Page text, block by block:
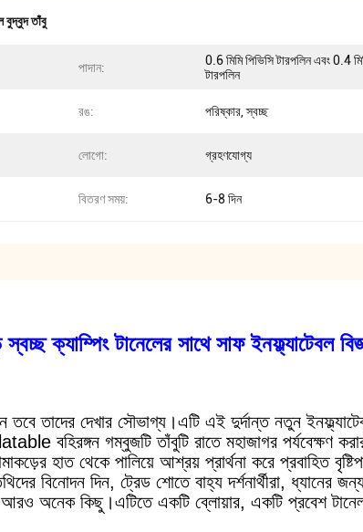
বুদ্বুদ তাঁবু
পাদান:
0.6 মিমি পিভিসি টারপলিন এবং 0.4
টারপলিন
রঙ: পরিষ্কার, স্বচ্ছ
লোগো: গ্রহণযোগ্য
বিতরণ সময়: 6-8 দিন
ক্যাম্পিং টানেলের সাথে সাফ ইনফ্ল্যাটেবল
তবে তাদের দেখার সৌভাগ্য।এটি এই দুর্দান্ত নতুন
বহিরঙ্গন গম্বুজটি তাঁবুটি রাতে মহাজাগর পর্যবেক্ষণ
হাত থেকে পালিয়ে আশ্রয় প্রার্থনা করে প্রবাহিত
বিনোদন দিন, ট্রেড শোতে বাহ্য দর্শনার্থীরা,
অনেক কিছু।এটিতে একটি ব্লোয়ার, একটি প্রবেশ